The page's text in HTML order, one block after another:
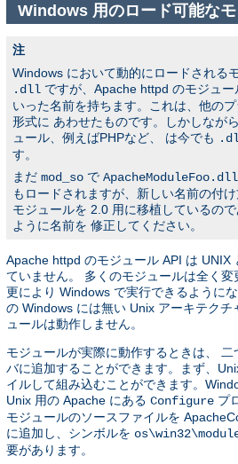
Windows 用のロード可能な
注
Windows において動的にロードされる
.dll ですが、Apache httpd のモジュー
いった名前を持ちます。これは、他の
形式に あわせたものです。しかしなが
ュール、例えばPHPなど、 は今でも
す。
まだ mod_so で ApacheModuleFoo.dll
もロードされますが、新しい名前の付
モジュールを 2.0 用に移植しているの
ように名前を 修正してください。
Apache httpd のモジュール API は UNIX
ていません。 多くのモジュールは全く
更により Windows で実行できるように
の Windows には無い Unix アーキテクチ
ュールは動作しません。
モジュールが実際に動作するときは、
バに追加することができます。まず、
イルして組み込むことができます。
Unix 用の Apache にある Configure プ
モジュールのソースファイルを
に追加し、シンボルを
要があります。